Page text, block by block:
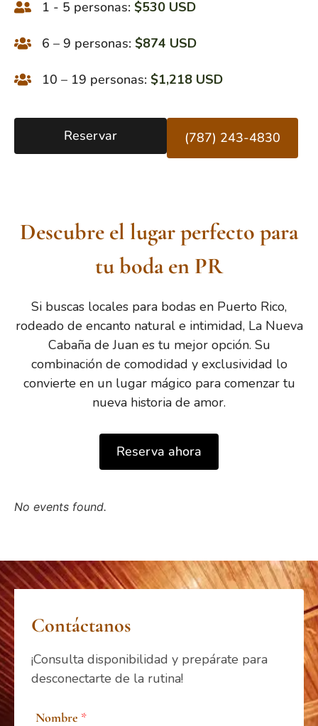
1 - 5 personas: $530 USD
6 – 9 personas: $874 USD
10 – 19 personas: $1,218 USD
Reservar (787) 243-4830
Descubre el lugar perfecto para
tu boda en PR
Si buscas locales para bodas en Puerto Rico,
rodeado de encanto natural e intimidad, La Nueva
Cabaña de Juan es tu mejor opción. Su
combinación de comodidad y exclusividad lo
convierte en un lugar mágico para comenzar tu
nueva historia de amor.
Reserva ahora
No events found.
Contáctanos
¡Consulta disponibilidad y prepárate para
desconectarte de la rutina!
Nombre *